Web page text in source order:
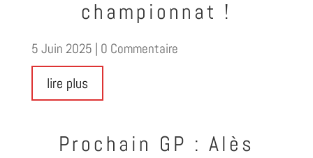
championnat !
5 Juin 2025 | 0 Commentaire
lire plus
Prochain GP : Alès